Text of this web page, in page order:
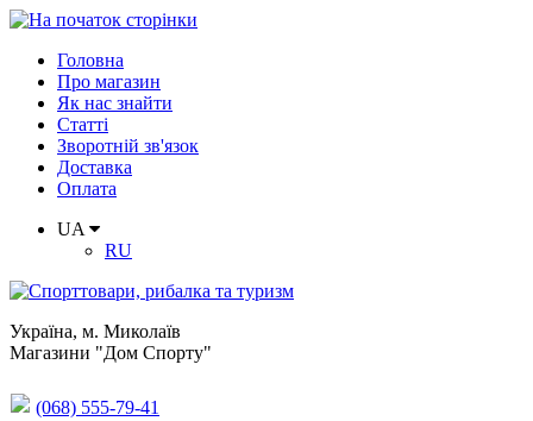
Головна
Про магазин
Як нас знайти
Статті
Зворотній зв'язок
Доставка
Оплата
UA
RU
Україна, м. Миколаїв
Магазини "Дом Спорту"
(068) 555-79-41